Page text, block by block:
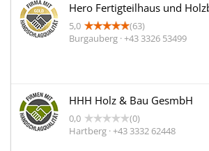
Hero Fertigteilhaus und
5,0
(63)
Burgauberg · +43 3326 53499
HHH Holz & Bau GesmbH
0,0
(0)
Hartberg · +43 3332 62448